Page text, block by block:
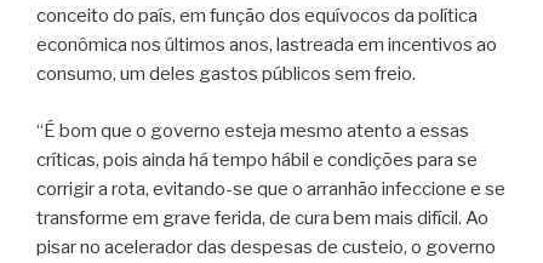
conceito do país, em função dos equívocos da política
econômica nos últimos anos, lastreada em incentivos ao
consumo, um deles gastos públicos sem freio.
“É bom que o governo esteja mesmo atento a essas
críticas, pois ainda há tempo hábil e condições para se
corrigir a rota, evitando-se que o arranhão infeccione e se
transforme em grave ferida, de cura bem mais difícil. Ao
pisar no acelerador das despesas de custeio, o governo